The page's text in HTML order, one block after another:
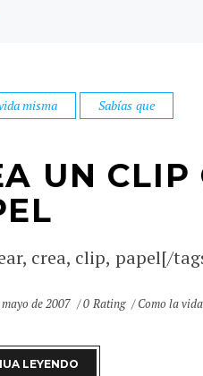
misma Sabías que
UN
crea, clip, papel[/
de 2007 0 Rating Como la
LEYENDO